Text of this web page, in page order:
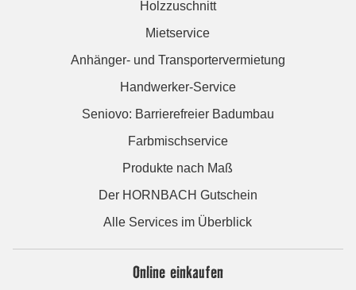
Holzzuschnitt
Mietservice
Anhänger- und Transportervermietung
Handwerker-Service
Seniovo: Barrierefreier Badumbau
Farbmischservice
Produkte nach Maß
Der HORNBACH Gutschein
Alle Services im Überblick
Online einkaufen